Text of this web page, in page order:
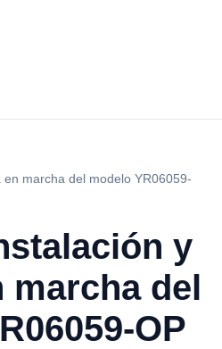
marcha del modelo YR06059-
y
marcha del
OP